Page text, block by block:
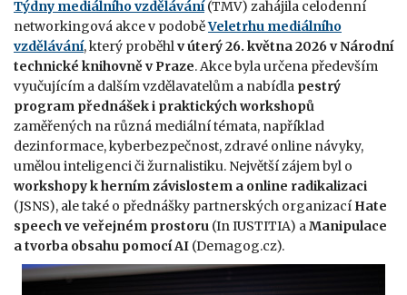
Týdny mediálního vzdělávání(TMV) zahájila celodenní
networkingová akce v podoběVeletrhu mediálního
vzdělávání, který proběhlv úterý 26. května 2026 v Národní
technické knihovně v Praze. Akce byla určena především
vyučujícím a dalším vzdělavatelům a nabídla pestrý
program přednášek i praktických workshopů
zaměřených na různá mediální témata, například
dezinformace, kyberbezpečnost, zdravé online návyky,
umělou inteligenci či žurnalistiku. Největší zájem byl o
workshopy k herním závislostem a online radikalizaci
(JSNS), ale také o přednášky partnerských organizací Hate
speech ve veřejném prostoru (In IUSTITIA) aManipulace
a tvorba obsahu pomocí AI (Demagog.cz).